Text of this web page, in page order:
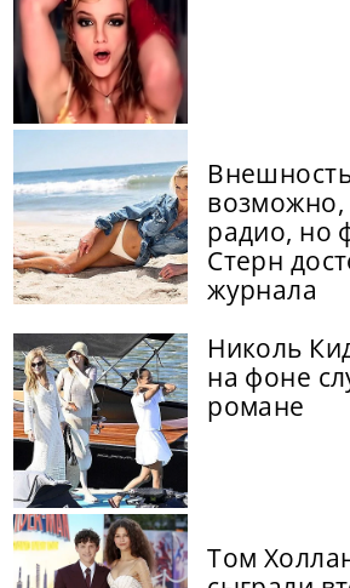
возможно,
радио, но
Стерн
журнала
Николь
на фоне
романе
Том